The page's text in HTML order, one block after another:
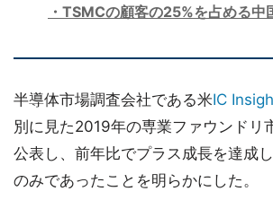
TSMCの顧客の25%を占める中
半導体市場調査会社である米IC
別に見た2019年の専業ファウンドリ
公表し、前年比でプラス成長を達成
のみであったことを明らかにした。